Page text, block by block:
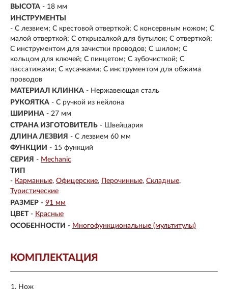
ВЫСОТА - 18 мм
ИНСТРУМЕНТЫ
- С лезвием; С крестовой отверткой; С консервным ножом; С
малой отверткой; С открывалкой для бутылок; С отверткой;
С инструментом для зачистки проводов; С шилом; С
кольцом для ключей; С пинцетом; С зубочисткой; С
пассатижами; С кусачками; С инструментом для обжима
проводов
МАТЕРИАЛ КЛИНКА - Нержавеющая сталь
РУКОЯТКА - С ручкой из нейлона
ШИРИНА - 27 мм
СТРАНА ИЗГОТОВИТЕЛЬ - Швейцария
ДЛИНА ЛЕЗВИЯ - С лезвием 60 мм
ФУНКЦИИ - 15 функций
СЕРИЯ - Mechanic
ТИП
- Карманные Офицерские Перочинные Складные
Туристические
РАЗМЕР - 91 мм
ЦВЕТ - Красные
ОСОБЕННОСТИ - Многофункциональные (мультитулы)
КОМПЛЕКТАЦИЯ
Нож